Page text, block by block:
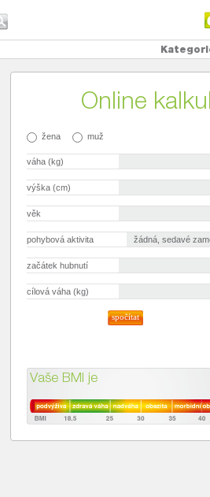
Online
žena muž
váha (kg)
výška (cm)
věk
pohybová aktivita
začátek hubnutí
cílová váha (kg)
spočítat
Vaše BMI je